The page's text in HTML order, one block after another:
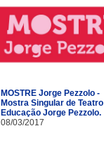
MOSTRE Jorge Pezzolo -
Mostra Singular de Teatro
Educação Jorge Pezzolo.
08/03/2017